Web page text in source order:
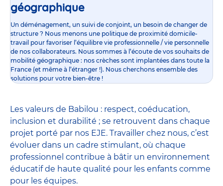
géographique
Un déménagement, un suivi de conjoint, un besoin de changer de
structure ? Nous menons une politique de proximité domicile-
travail pour favoriser l’équilibre vie professionnelle / vie personnelle
de nos collaborateurs. Nous sommes à l’écoute de vos souhaits de
mobilité géographique : nos crèches sont implantées dans toute la
France (et même à l’étranger !). Nous cherchons ensemble des
solutions pour votre bien-être !
Les valeurs de Babilou : respect, coéducation,
inclusion et durabilité ; se retrouvent dans chaque
projet porté par nos EJE. Travailler chez nous, c’est
évoluer dans un cadre stimulant, où chaque
professionnel contribue à bâtir un environnement
éducatif de haute qualité pour les enfants comme
pour les équipes.